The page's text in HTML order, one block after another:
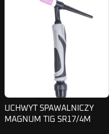
UCHWYT SPAWALNICZY
MAGNUM TIG SR17/4M